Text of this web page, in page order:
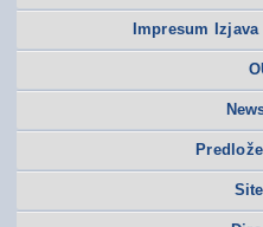
Impresum